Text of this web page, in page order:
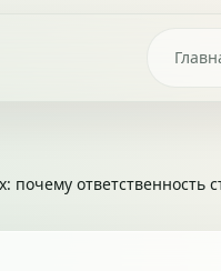
почему ответственность